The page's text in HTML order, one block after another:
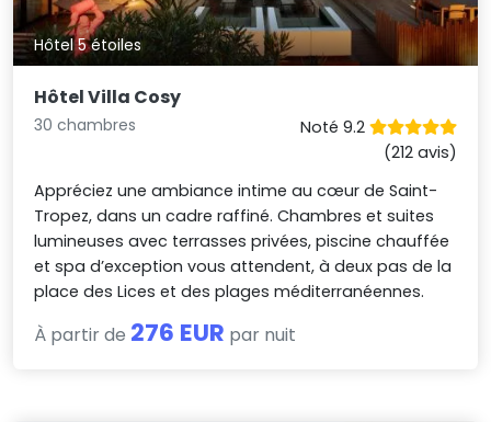
Hôtel 5 étoiles
Hôtel Villa Cosy
30 chambres
Noté 9.2
(212 avis)
Appréciez une ambiance intime au cœur de Saint-
Tropez, dans un cadre raffiné. Chambres et suites
lumineuses avec terrasses privées, piscine chauffée
et spa d’exception vous attendent, à deux pas de la
place des Lices et des plages méditerranéennes.
À partir de 276 EUR par nuit